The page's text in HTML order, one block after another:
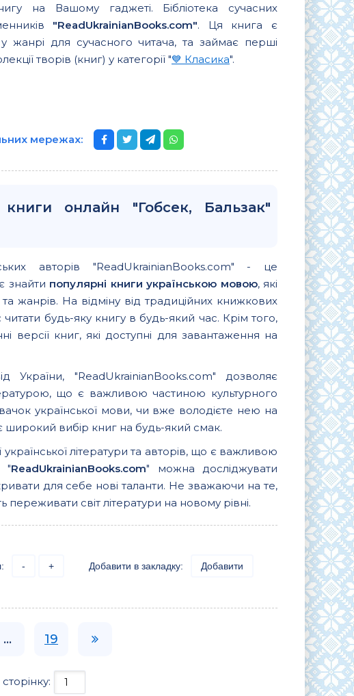
на Вашому гаджеті. Бібліотека сучасних
"ReadUkrainianBooks.com". Ця книга є
жанрі для сучасного читача, та займає перші
творів (книг) у категорії "💙 Класика".
мережах:
онлайн "Гобсек, Бальзак"
авторів "ReadUkrainianBooks.com" - це
знайти популярні книги українською мовою, які
жанрів. На відміну від традиційних книжкових
будь-яку книгу в будь-який час. Крім того,
версії книг, які доступні для завантаження на
"ReadUkrainianBooks.com" дозволяє
що є важливою частиною культурного
української мови, чи вже володієте нею на
широкий вибір книг на будь-який смак.
літератури та авторів, що є важливою
"ReadUkrainianBooks.com" можна досліджувати
для себе нові таланти. Не зважаючи на те,
світ літератури на новому рівні.
- + Добавити в закладку: Добавити
... 19